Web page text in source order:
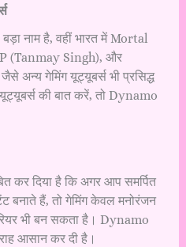
नाम है, वहीं भारत में Mortal
(Tanmay Singh), और
गेमिंग यूट्यूबर्स भी प्रसिद्ध
की बात करें, तो Dynamo
कर दिया है कि अगर आप समर्पित
बनाते हैं, तो गेमिंग केवल मनोरंजन
भी बन सकता है। Dynamo
आसान कर दी है।